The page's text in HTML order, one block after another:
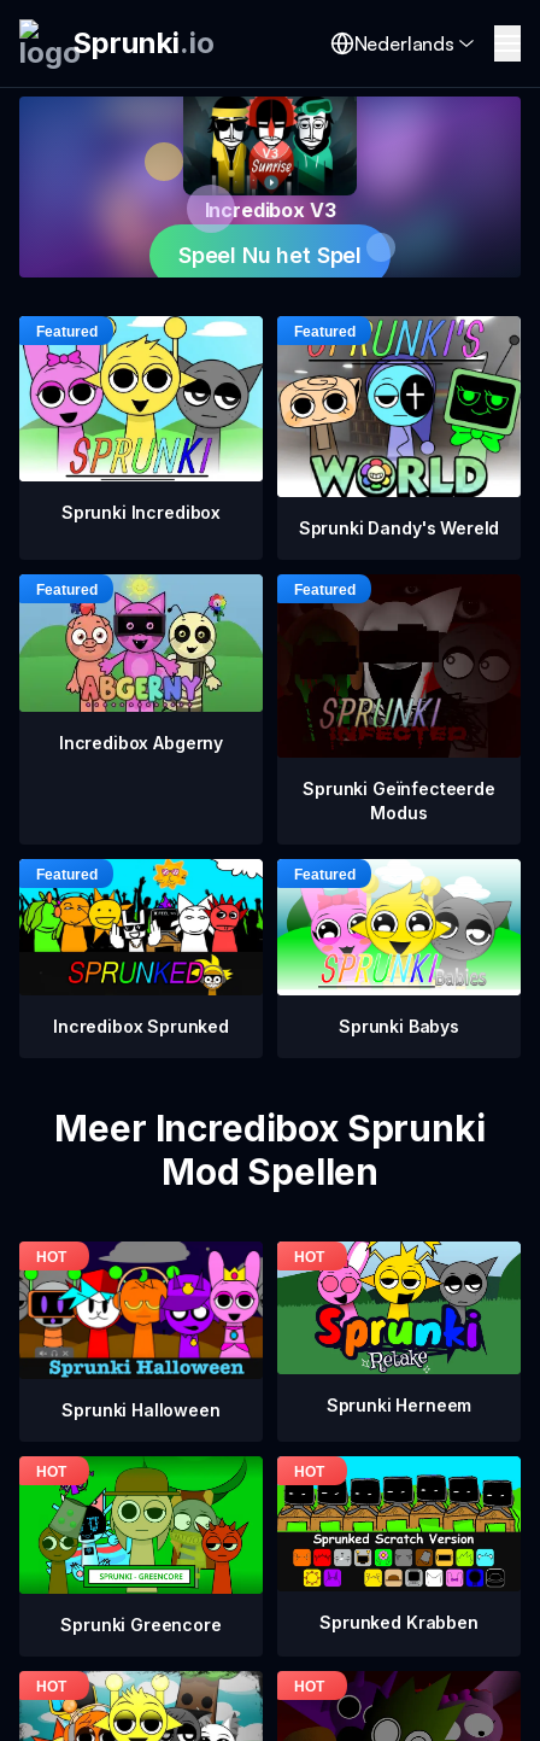
Sprunki.io Nederlands
Incredibox V3
Speel Nu het Spel
Sprunki Incredibox
Sprunki Dandy's Wereld
Incredibox Abgerny
Sprunki Geïnfecteerde
Modus
Incredibox Sprunked Sprunki Babys
Meer Incredibox Sprunki
Mod Spellen
Sprunki Halloween Sprunki Herneem
Sprunki Greencore Sprunked Krabben